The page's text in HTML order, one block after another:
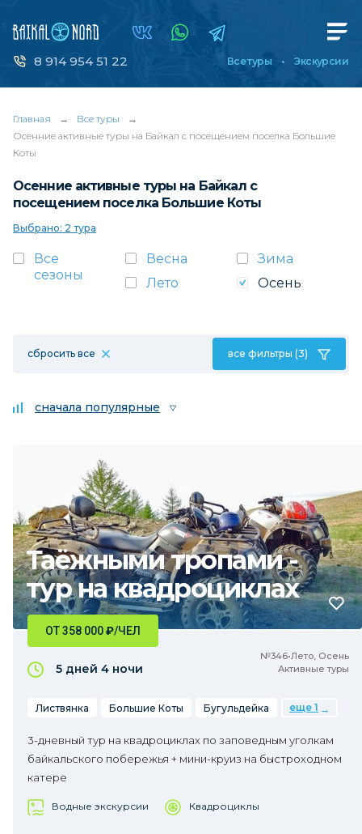
8 914 954 51 22 Все туры Экскурсии
Главная → Все туры
→
Осенние активные туры на Байкал с посещением поселка Большие
Коты
Осенние активные туры на Байкал с
посещением поселка Большие Коты
Выбрано: 2 тура
Все
сезоны
Весна
Зима
Лето
Осень
сбросить все все фильтры (3)
сначала популярные
Таёжными тропами -
тур на квадроциклах
№346•Лето, Осень
Активные туры
ОТ 358 000₽/ЧЕЛ
5 дней 4 ночи
Листвянка Большие Коты Бугульдейка еще 1
3-дневный тур на квадроциклах по заповедным уголкам
байкальского побережья + мини-круиз на быстроходном
катере
Водные экскурсии Квадроциклы